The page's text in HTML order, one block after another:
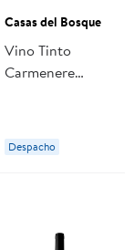
Casas del Bosque
Vino Tinto
Carmenere
Bosque
Despacho